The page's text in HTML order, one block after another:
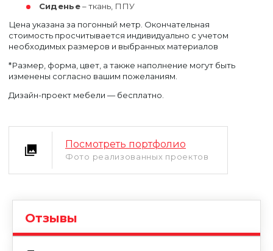
Сиденье– ткань, ППУ
Цена указана за погонный метр. Окончательная
стоимость просчитывается индивидуально с учетом
необходимых размеров и выбранных материалов
*Размер, форма, цвет, а также наполнение могут быть
изменены согласно вашим пожеланиям.
Дизайн-проект мебели — бесплатно.
Посмотреть портфолио
Фото реализованных проектов
Отзывы